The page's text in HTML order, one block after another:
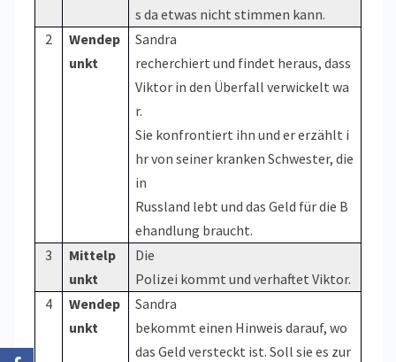
s da etwas nicht stimmen kann.
2
Wendep
unkt
Sandra
recherchiert und findet heraus, dass
Viktor in den Überfall verwickelt wa
r.
Sie konfrontiert ihn und er erzählt i
hr von seiner kranken Schwester, die
in
Russland lebt und das Geld für die B
ehandlung braucht.
3
Mittelp
unkt
Die
Polizei kommt und verhaftet Viktor.
4
Wendep
unkt
Sandra
bekommt einen Hinweis darauf, wo
das Geld versteckt ist. Soll sie es zur